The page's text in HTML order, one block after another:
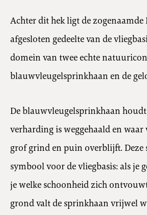
Achter dit hek ligt de zogenaamde
afgesloten gedeelte van de
domein van twee echte
blauwvleugelsprinkhaan en de
De blauwvleugelsprinkhaan
verharding is weggehaald en waar
grof grind en puin overblijft. Deze
symbool voor de vliegbasis: als je
je welke schoonheid zich
grond valt de sprinkhaan vrijwel